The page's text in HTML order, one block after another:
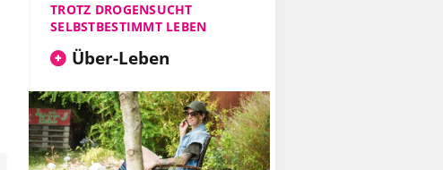
TROTZ DROGENSUCHT
SELBSTBESTIMMT LEBEN
Über-Leben